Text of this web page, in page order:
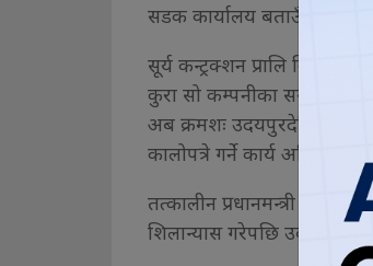
सडक कार्यालय बताउँछ ।
सूर्य कन्ट्रक्शन प्रालि निर्माण
कुरा सो कम्पनीका सञ्चालक
अब क्रमशः उदयपुरदेखि
कालोपत्रे गर्ने कार्य
तत्कालीन प्रधानमन्त्री स्व
शिलान्यास गरेपछि उक्त सडक